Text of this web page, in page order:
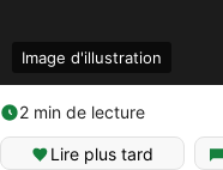
Image d'illustration
2 min de lecture
Lire plus tard